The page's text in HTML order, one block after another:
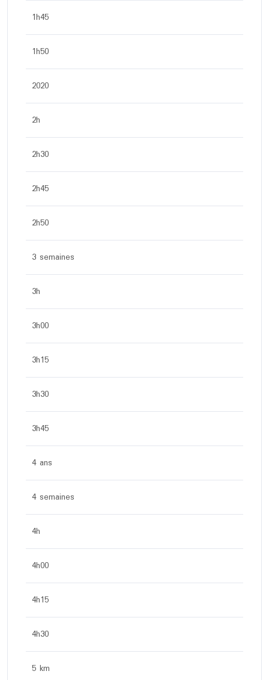
1h45
1h50
2020
2h
2h30
2h45
2h50
3 semaines
3h
3h00
3h15
3h30
3h45
4 ans
4 semaines
4h
4h00
4h15
4h30
5 km